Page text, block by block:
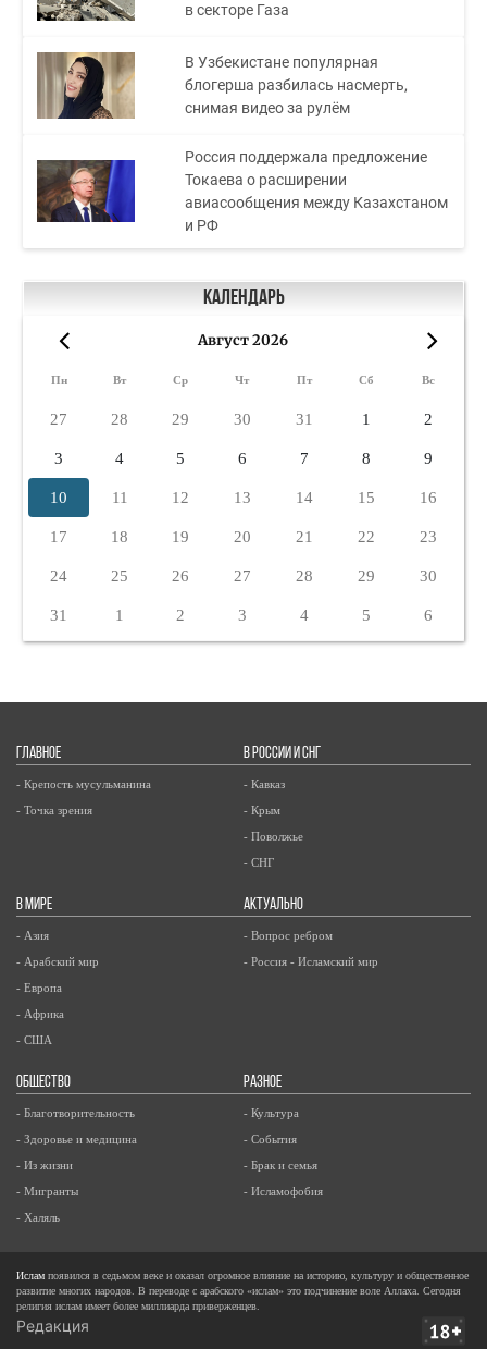
в секторе Газа
В Узбекистане популярная
блогерша разбилась насмерть,
снимая видео за рулём
Россия поддержала предложение
Токаева о расширении
авиасообщения между Казахстаном
и РФ
Календарь
Август 2026
Пн Вт Ср Чт Пт Сб Вс
27 28 29 30 31 1 2
3 4 5 6 7 8 9
10 11 12 13 14 15 16
17 18 19 20 21 22 23
24 25 26 27 28 29 30
31 1 2 3 4 5 6
ГЛАВНОЕ
- Крепость мусульманина
- Точка зрения
В РОССИИ И СНГ
- Кавказ
- Крым
- Поволжье
- СНГ
В МИРЕ
- Азия
- Арабский мир
- Европа
- Африка
- США
АКТУАЛЬНО
- Вопрос ребром
- Россия - Исламский мир
ОБЩЕСТВО
- Благотворительность
- Здоровье и медицина
- Из жизни
- Мигранты
- Халяль
РАЗНОЕ
- Культура
- События
- Брак и семья
- Исламофобия
Ислам появился в седьмом веке и оказал огромное влияние на историю, культуру и общественное
развитие многих народов. В переводе с арабского «ислам» это подчинение воле Аллаха. Сегодня
религия ислам имеет более миллиарда приверженцев.
Редакция